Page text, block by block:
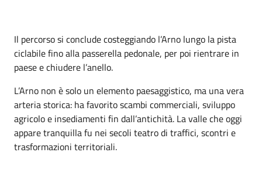
Il percorso si conclude costeggiando l’Arno lungo la pista
ciclabile fino alla passerella pedonale, per poi rientrare in
paese e chiudere l’anello.
L’Arno non è solo un elemento paesaggistico, ma una vera
arteria storica: ha favorito scambi commerciali, sviluppo
agricolo e insediamenti fin dall’antichità. La valle che oggi
appare tranquilla fu nei secoli teatro di traffici, scontri e
trasformazioni territoriali.